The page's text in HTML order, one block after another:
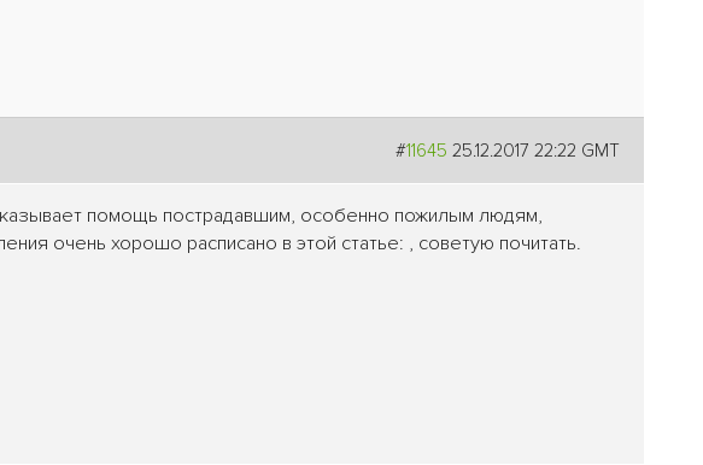
#11645 25.12.2017 22:22 GMT
помощь пострадавшим, особенно пожилым людям,
очень хорошо расписано в этой статье: , советую почитать.